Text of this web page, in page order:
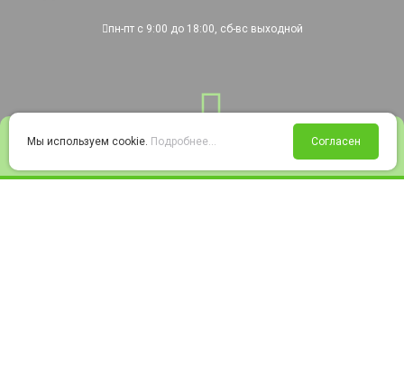
Войти Избранное Корзина
пн-пт с 9:00 до 18:00, сб-вс выходной
Мы используем cookie. Подробнее... Согласен